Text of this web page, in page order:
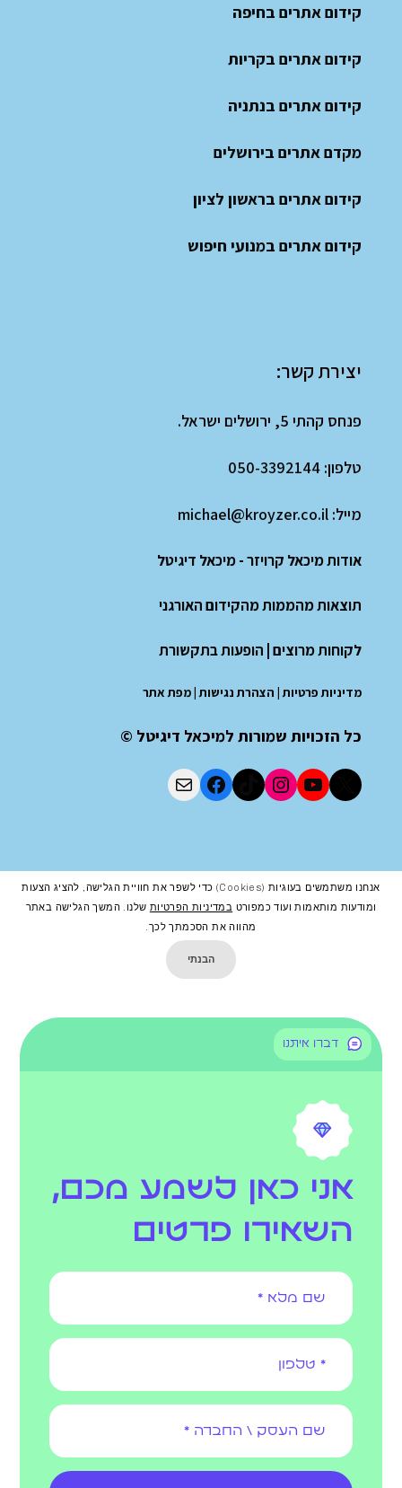
קידום אתרים בחיפה
קידום אתרים בקריות
קידום אתרים בנתניה
מקדם אתרים בירושלים
קידום אתרים בראשון לציון
קידום אתרים במנועי חיפוש
יצירת קשר:
פנחס קהתי 5, ירושלים ישראל.
טלפון: 050-3392144
מייל: michael@kroyzer.co.il
אודות מיכאל קרויזר - מיכאל דיגיטל
תוצאות מהממות מהקידום האורגני
לקוחות מרוצים הופעות בתקשורת
מדיניות פרטיות| הצהרת נגישות|מפת אתר
כל הזכויות שמורות למיכאל דיגיטל ©
אנחנו משתמשים בעוגיות (cookies) כדי לשפר את חוויית הגלישה, להציג הצעות
ומודעות מותאמות ועוד כמפורט במדיניות הפרטיות שלנו. המשך הגלישה באתר
מהווה את הסכמתך לכך.
הבנתי
דברו איתנו
אני כאן לשמע מכם,
השאירו פרטים